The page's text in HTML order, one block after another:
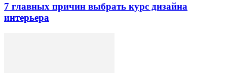
7 главных причин выбрать курс дизайна
интерьера